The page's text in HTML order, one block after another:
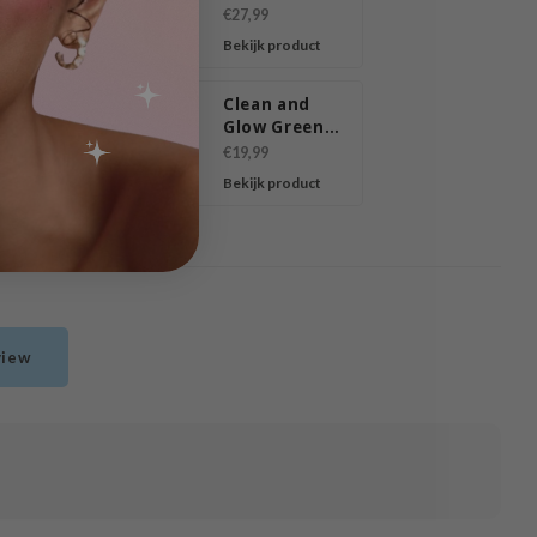
Multi
Cleansing
Foam
€27,99
Bekijk product
Clean and
Glow Green
Barley LHA
Deep
Cleansing
€19,99
Bekijk product